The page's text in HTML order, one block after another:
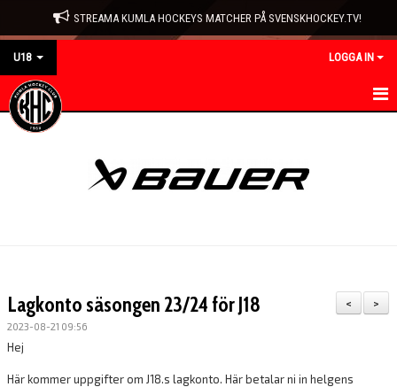
STREAMA KUMLA HOCKEYS MATCHER PÅ SVENSKHOCKEY.TV!
U18 LOGGA IN
HEM
BILDGALLERI
DOKUMENT
>
<
Lagkonto säsongen 23/24 för J18
2023-08-21 09:56
Hej
Här kommer uppgifter om J18.s lagkonto. Här betalar ni in helgens